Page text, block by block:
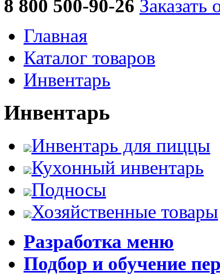
8 800 500-90-26 Заказать
Главная
Каталог товаров
Инвентарь
Инвентарь
Инвентарь для пиццы
Кухонный инвентарь
Подносы
Хозяйственные товары
Разработка меню
Подбор и обучение